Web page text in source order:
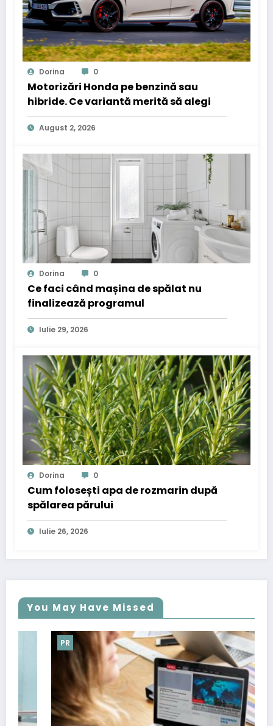
Dorina 0
Motorizări Honda pe benzină sau
hibride. Ce variantă merită să alegi
August 2, 2026
Dorina 0
Ce faci când mașina de spălat nu
finalizează programul
Iulie 29, 2026
Dorina 0
Cum folosești apa de rozmarin după
spălarea părului
Iulie 26, 2026
You May Have Missed